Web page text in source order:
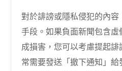
對於誹謗或隱私侵犯的內
手段。如果負面新聞包含
成損害，您可以考慮提起
常需要發送「撤下通知」